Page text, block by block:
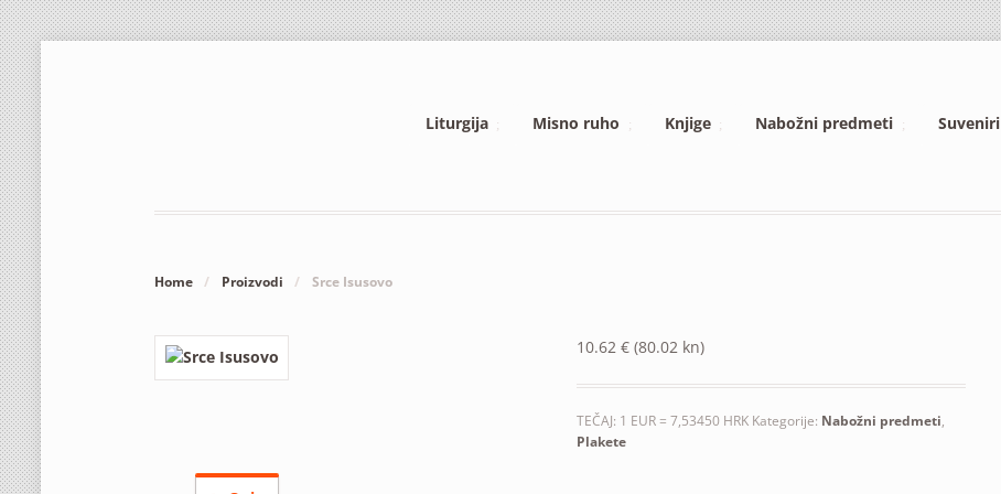
Liturgija Misno ruho Knjige Nabožni predmeti Suveniri
Home / Proizvodi / Srce Isusovo
10.62 € (80.02 kn)
TEČAJ: 1 EUR = 7,53450 HRK Kategorije: Nabožni predmeti,
Plakete